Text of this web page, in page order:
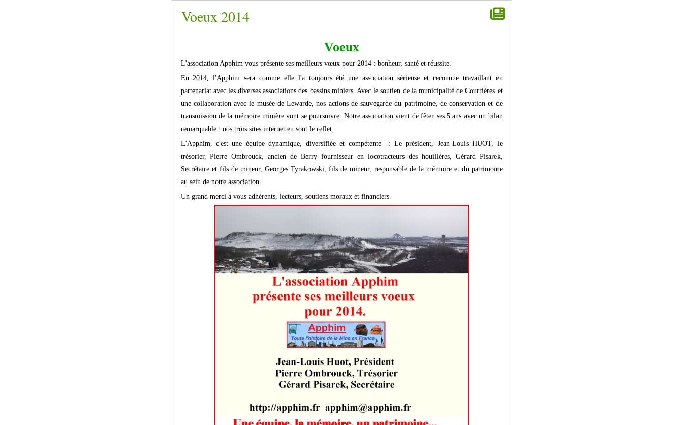
Voeux 2014
Voeux
L'association Apphim vous présente ses meilleurs vœux pour 2014 : bonheur, santé et réussite.
En 2014, l'Apphim sera comme elle l'a toujours été une association sérieuse et reconnue travaillant en
partenariat avec les diverses associations des bassins miniers. Avec le soutien de la municipalité de Courrières et
une collaboration avec le musée de Lewarde, nos actions de sauvegarde du patrimoine, de conservation et de
transmission de la mémoire minière vont se poursuivre. Notre association vient de fêter ses 5 ans avec un bilan
remarquable : nos trois sites internet en sont le reflet.
L'Apphim, c'est une équipe dynamique, diversifiée et compétente : Le président, Jean-Louis HUOT, le
trésorier, Pierre Ombrouck, ancien de Berry fournisseur en locotracteurs des houillères, Gérard Pisarek,
Secrétaire et fils de mineur, Georges Tyrakowski, fils de mineur, responsable de la mémoire et du patrimoine
au sein de notre association.
Un grand merci à vous adhérents, lecteurs, soutiens moraux et financiers.